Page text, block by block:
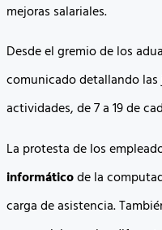
mejoras salariales.
Desde el gremio de los
comunicado detallando
actividades, de 7 a 19 de
La protesta de los
informáticode la
carga de asistencia.